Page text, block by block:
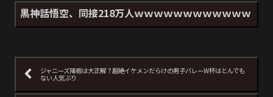
黒神話悟空、同接218万人ｗｗｗｗｗｗｗｗｗｗｗｗ
ジャニーズ降板は大正解？超絶イケメンだらけの男子バレーW杯はとんでも
ない人気ぶり